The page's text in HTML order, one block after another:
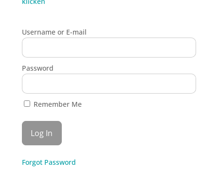
Username or E-mail
Password
Remember Me
Forgot Password